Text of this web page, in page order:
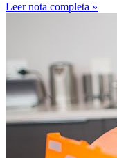
Leer nota completa »